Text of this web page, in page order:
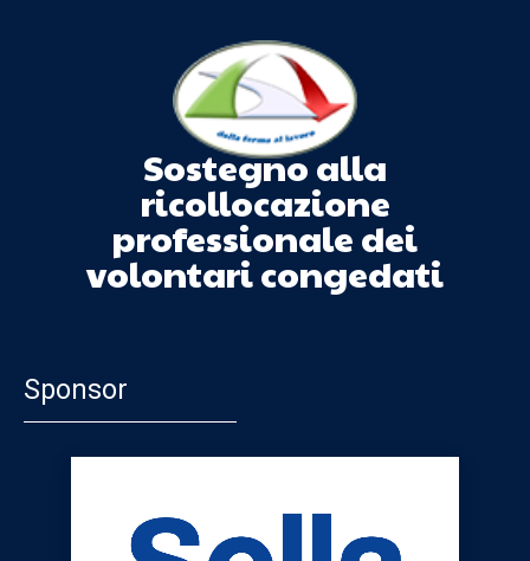
Sostegno alla
ricollocazione
professionale dei
volontari congedati
Sponsor